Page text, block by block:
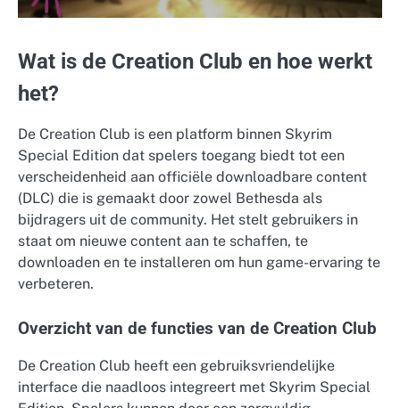
Wat is de Creation Club en hoe werkt
het?
De Creation Club is een platform binnen Skyrim
Special Edition dat spelers toegang biedt tot een
verscheidenheid aan officiële downloadbare content
(DLC) die is gemaakt door zowel Bethesda als
bijdragers uit de community. Het stelt gebruikers in
staat om nieuwe content aan te schaffen, te
downloaden en te installeren om hun game-ervaring te
verbeteren.
Overzicht van de functies van de Creation Club
De Creation Club heeft een gebruiksvriendelijke
interface die naadloos integreert met Skyrim Special